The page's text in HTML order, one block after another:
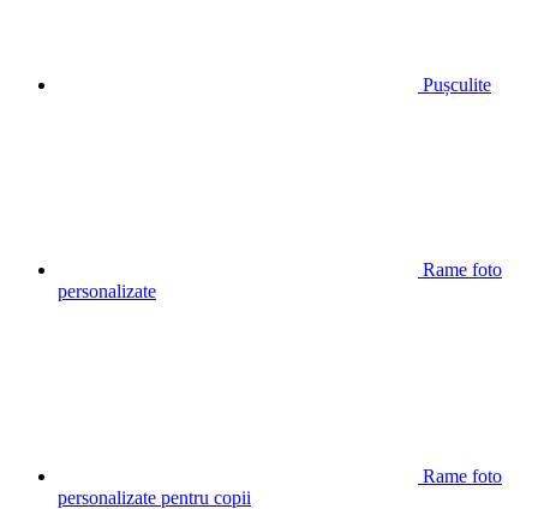
Pușculite
Rame foto
personalizate
Rame foto
personalizate pentru copii